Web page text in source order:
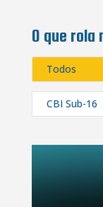
O que
Todos
CBI Sub-16